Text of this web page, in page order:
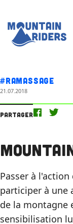
#Ramassage
21.07.2018
Partager
Passer à
participer à une
de la montagne
sensibilisation